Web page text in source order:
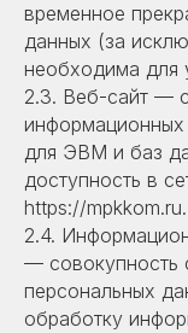
временное
данных (за
необходима для
2.3. Веб-сайт —
для ЭВМ и баз
доступность в
https://mpkkom.ru.
2.4.
— совокупность
персональных
обработку